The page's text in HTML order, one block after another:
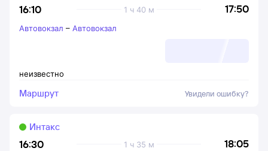
16:10 17:50
1 ч 40 м
неизвестно
Автовокзал – Автовокзал
Маршрут Увидели ошибку?
16:30 18:05
1 ч 35 м
Интакс